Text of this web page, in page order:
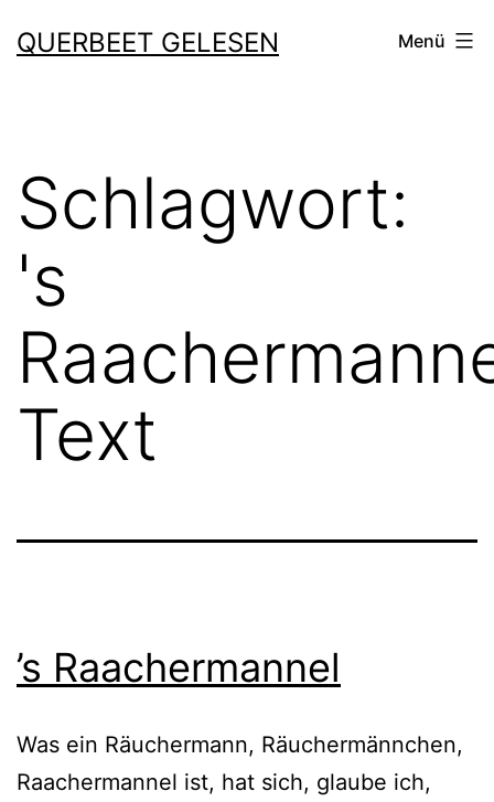
Inhalt
QUERBEET GELESEN Menü
Schlagwort:
's
Text
’s Raachermannel
Was ein Räuchermann, Räuchermännchen,
Raachermannel ist, hat sich, glau­be ich,